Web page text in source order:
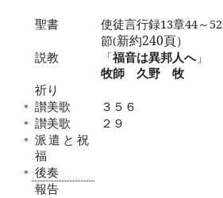
聖書 使徒言行録13章44～ 52
節(新約240頁）
説教
「福音は異邦人へ」
牧師 久野 牧
祈り
＊ 讃美歌 ３５６
＊ 讃美歌 ２９
＊ 派遣と祝
福
＊ 後奏
報告